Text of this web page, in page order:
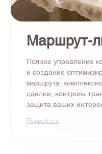
Маршрут-
Полное управление
и создание
маршрута;
сделки, контроль
защита ваших
Подробнее